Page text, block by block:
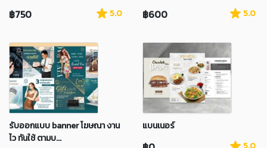
฿750 5.0 ฿600 5.0
รับออกแบบ banner โฆษณา งาน
ไว ทันใช้ ตามบ...
แบนเนอร์